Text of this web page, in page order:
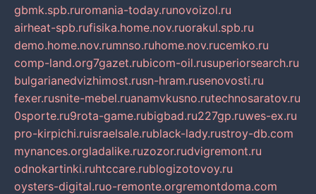
gbmk.spb.ruromania-today.runovoizol.ru
airheat-spb.rufisika.home.nov.ruorakul.spb.ru
demo.home.nov.rumnso.ruhome.nov.rucemko.ru
comp-land.org7gazet.rubicom-oil.rusuperiorsearch.ru
bulgarianedvizhimost.rusn-hram.rusenovosti.ru
fexer.rusnite-mebel.ruanamvkusno.rutechnosaratov.ru
0sporte.ru9rota-game.rubigbad.ru227gp.ruwes-ex.ru
pro-kirpichi.ruisraelsale.rublack-lady.rustroy-db.com
mynances.orgladalike.ruzozor.rudvigremont.ru
odnokartinki.ruhtccare.rublogizotovoy.ru
oysters-digital.ruo-remonte.orgremontdoma.com